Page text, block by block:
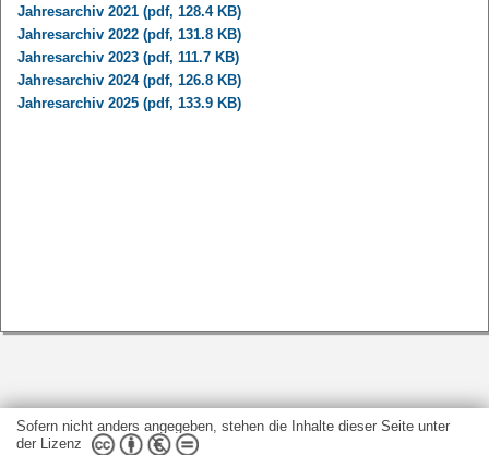
Jahresarchiv 2021 (pdf, 128.4 KB)
Jahresarchiv 2022 (pdf, 131.8 KB)
Jahresarchiv 2023 (pdf, 111.7 KB)
Jahresarchiv 2024 (pdf, 126.8 KB)
Jahresarchiv 2025 (pdf, 133.9 KB)
Sofern nicht anders angegeben, stehen die Inhalte dieser Seite unter
der Lizenz